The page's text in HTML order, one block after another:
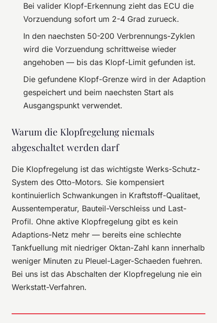
Bei valider Klopf-Erkennung zieht das ECU die
Vorzuendung sofort um 2-4 Grad zurueck.
In den naechsten 50-200 Verbrennungs-Zyklen
wird die Vorzuendung schrittweise wieder
angehoben — bis das Klopf-Limit gefunden ist.
Die gefundene Klopf-Grenze wird in der Adaption
gespeichert und beim naechsten Start als
Ausgangspunkt verwendet.
Warum die Klopfregelung niemals
abgeschaltet werden darf
Die Klopfregelung ist das wichtigste Werks-Schutz-
System des Otto-Motors. Sie kompensiert
kontinuierlich Schwankungen in Kraftstoff-Qualitaet,
Aussentemperatur, Bauteil-Verschleiss und Last-
Profil. Ohne aktive Klopfregelung gibt es kein
Adaptions-Netz mehr — bereits eine schlechte
Tankfuellung mit niedriger Oktan-Zahl kann innerhalb
weniger Minuten zu Pleuel-Lager-Schaeden fuehren.
Bei uns ist das Abschalten der Klopfregelung nie ein
Werkstatt-Verfahren.